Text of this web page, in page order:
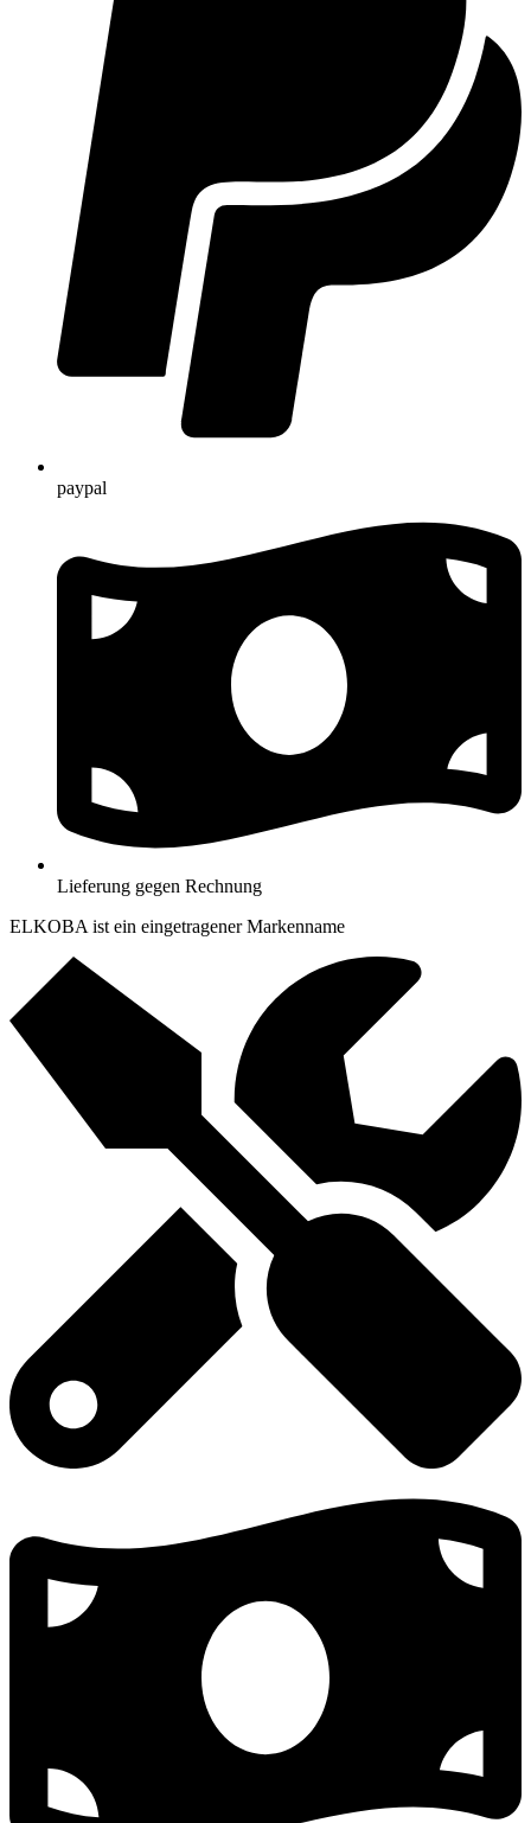
paypal
Lieferung gegen Rechnung
ELKOBA ist ein eingetragener Markenname